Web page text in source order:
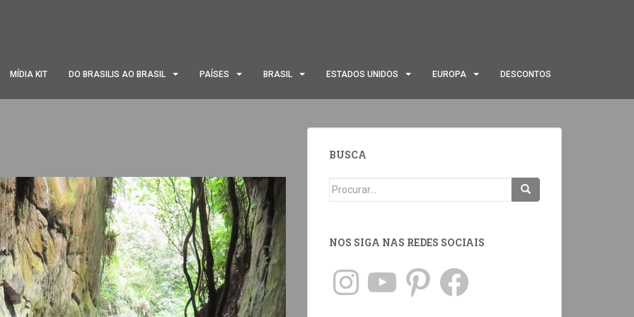
MÍDIA KIT DO BRASILIS AO BRASIL PAÍSES BRASIL ESTADOS UNIDOS EUROPA DESCONTOS
BUSCA
NOS SIGA NAS REDES SOCIAIS